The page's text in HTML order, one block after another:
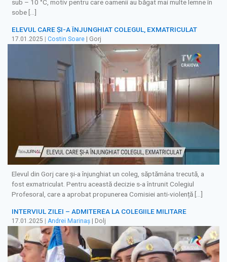
sub – 10 °C, motiv pentru care oamenii au băgat mai multe lemne în
sobe […]
ELEVUL CARE ȘI-A ÎNJUNGHIAT COLEGUL, EXMATRICULAT
17.01.2025 Costin Soare | Gorj
Elevul din Gorj care și-a înjunghiat un coleg, săptămâna trecută, a
fost exmatriculat. Pentru această decizie s-a întrunit Colegiul
Profesoral, care a aprobat propunerea Comisiei anti-violență […]
INTERVIUL ZILEI – ADMITEREA LA COLEGIILE MILITARE
17.01.2025 Andrei Marinaș | Dolj